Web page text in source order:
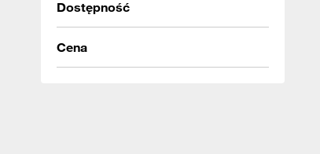
Dostępność
Cena